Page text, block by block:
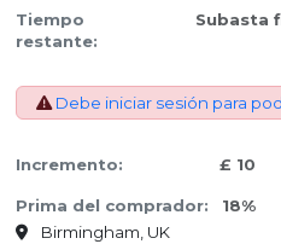
Tiempo
restante:
Subasta
Debe iniciar sesión para
Incremento: £ 10
Prima del comprador: 18%
Birmingham, UK